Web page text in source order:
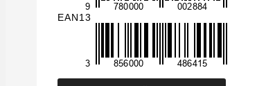
EAN13